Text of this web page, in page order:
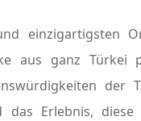
einzigartigsten
aus ganz Türkei
der
Erlebnis,